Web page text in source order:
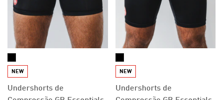
NEW
Undershorts de
NEW
Undershorts de